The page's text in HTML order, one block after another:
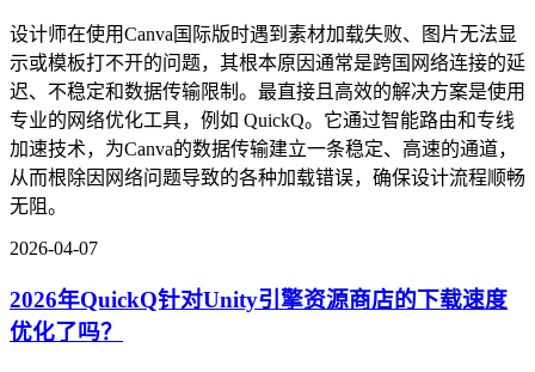
设计师在使用Canva国际版时遇到素材加载失败、图片无法显
示或模板打不开的问题，其根本原因通常是跨国网络连接的延
迟、不稳定和数据传输限制。最直接且高效的解决方案是使用
专业的网络优化工具，例如 QuickQ。它通过智能路由和专线
加速技术，为Canva的数据传输建立一条稳定、高速的通道，
从而根除因网络问题导致的各种加载错误，确保设计流程顺畅
无阻。
2026-04-07
2026年QuickQ针对Unity引擎资源商店的下载速度
优化了吗？